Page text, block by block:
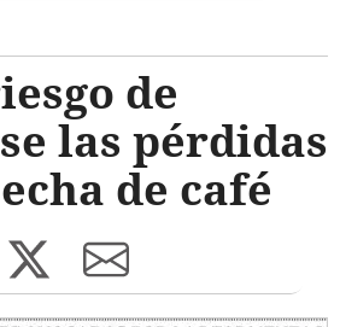
de
las pérdidas
de café